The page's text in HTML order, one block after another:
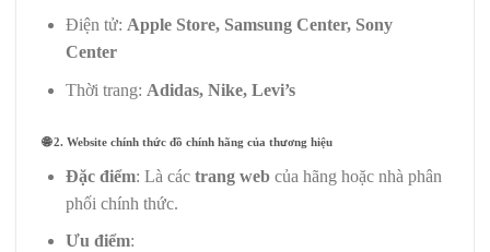
Điện tử: Apple Store, Samsung Center, Sony
Center
Thời trang: Adidas, Nike, Levi’s
🌐2. Website chính thức đồ chính hãng của thương hiệu
Đặc điểm: Là các trang webcủa hãng hoặc nhà phân
phối chính thức.
Ưu điểm: